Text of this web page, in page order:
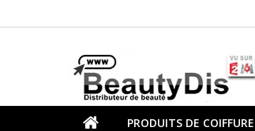
PRODUITS DE COIFFURE